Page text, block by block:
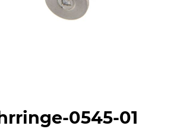
0545-01